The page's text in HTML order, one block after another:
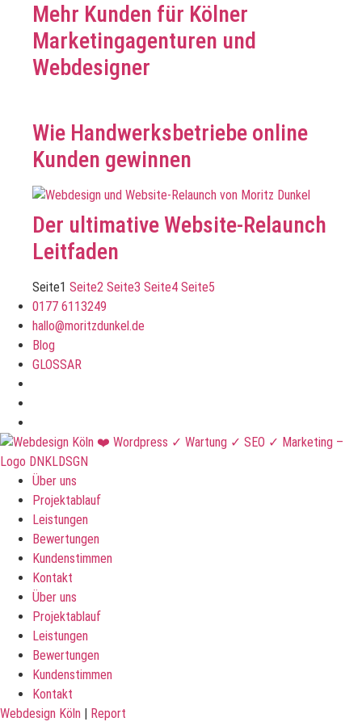
Mehr Kunden für Kölner
Marketingagenturen und
Webdesigner
Wie Handwerksbetriebe online
Kunden gewinnen
Der ultimative Website-Relaunch
Leitfaden
Seite1 Seite2 Seite3 Seite4 Seite5
0177 6113249
hallo@moritzdunkel.de
Blog
GLOSSAR
Über uns
Projektablauf
Leistungen
Bewertungen
Kundenstimmen
Kontakt
Über uns
Projektablauf
Leistungen
Bewertungen
Kundenstimmen
Kontakt
Webdesign Köln
Report